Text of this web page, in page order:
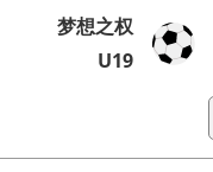
梦想之权
U19